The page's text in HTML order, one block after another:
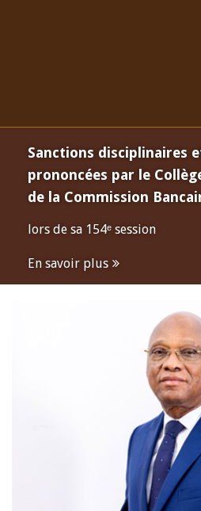
Sanctions disciplinaires
prononcées par le
de la Commission
lors de sa 154ᵉ session
En savoir plus